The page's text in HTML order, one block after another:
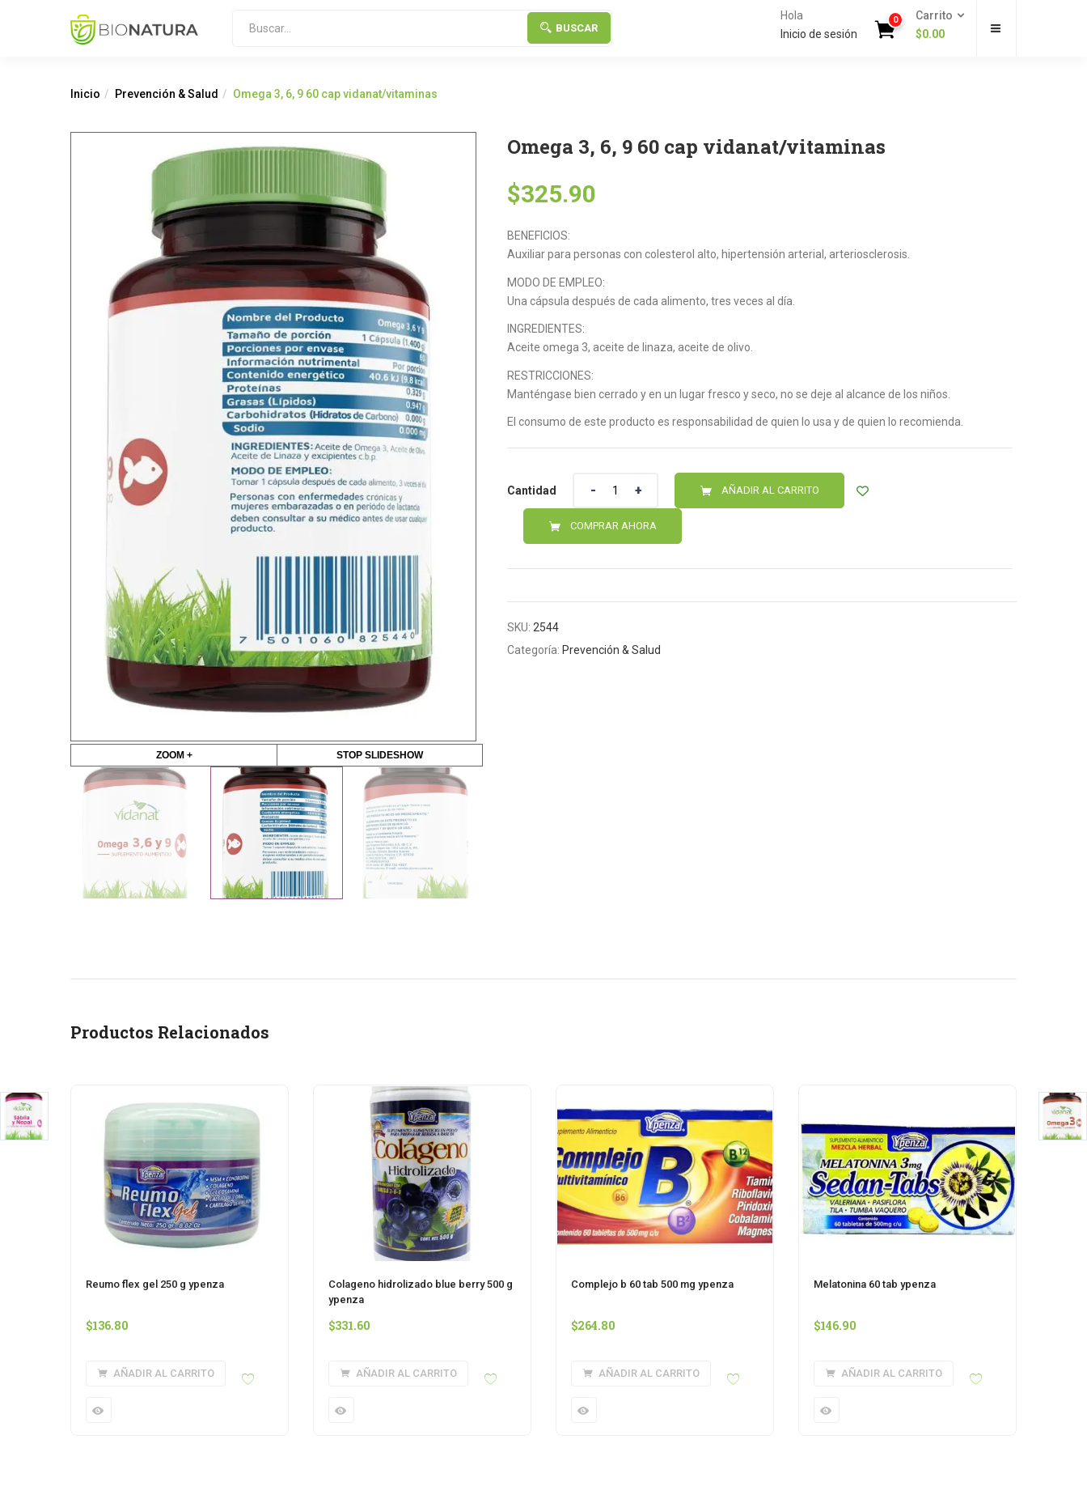
BUSCAR
Hola
Inicio de sesión
0
Carrito
$0.00
Inicio Prevención & Salud Omega 3, 6, 9 60 cap vidanat/vitaminas
ZOOM + STOP SLIDESHOW
Omega 3, 6, 9 60 cap vidanat/vitaminas
$325.90
BENEFICIOS:
Auxiliar para personas con colesterol alto, hipertensión arterial, arteriosclerosis.
MODO DE EMPLEO:
Una cápsula después de cada alimento, tres veces al día.
INGREDIENTES:
Aceite omega 3, aceite de linaza, aceite de olivo.
RESTRICCIONES:
Manténgase bien cerrado y en un lugar fresco y seco, no se deje al alcance de los niños.
El consumo de este producto es responsabilidad de quien lo usa y de quien lo recomienda.
Cantidad AÑADIR AL CARRITO
COMPRAR AHORA
SKU: 2544
Categoría: Prevención & Salud
Productos Relacionados
Reumo flex gel 250 g ypenza
$136.80
AÑADIR AL CARRITO
Colageno hidrolizado blue berry 500 g
ypenza
$331.60
AÑADIR AL CARRITO
Complejo b 60 tab 500 mg ypenza
$264.80
AÑADIR AL CARRITO
Melatonina 60 tab ypenza
$146.90
AÑADIR AL CARRITO